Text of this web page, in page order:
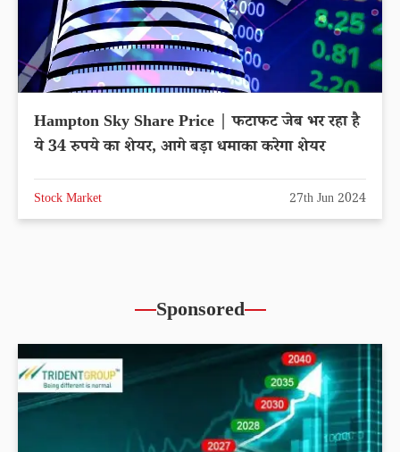
Hampton Sky Share Price | फटाफट जेब भर रहा है
ये 34 रुपये का शेयर, आगे बड़ा धमाका करेगा शेयर
Stock Market 27th Jun 2024
Sponsored